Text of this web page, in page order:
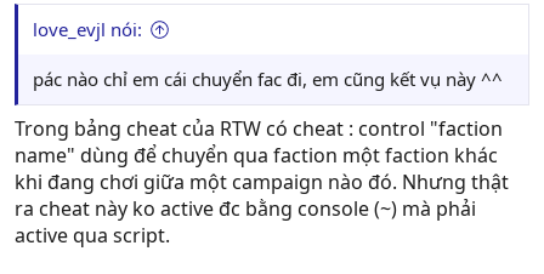
love_evjl nói:
pác nào chỉ em cái chuyển fac đi, em cũng kết vụ này ^^
Trong bảng cheat của RTW có cheat : control "faction
name" dùng để chuyển qua faction một faction khác
khi đang chơi giữa một campaign nào đó. Nhưng thật
ra cheat này ko active đc bằng console (~) mà phải
active qua script.